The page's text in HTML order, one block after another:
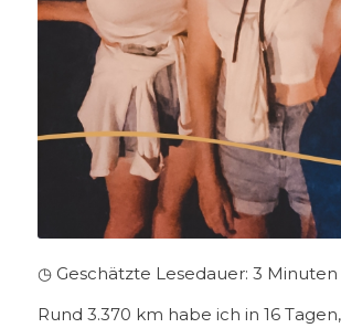
◷ Geschätzte Lesedauer: 3 Minuten
Rund 3.370 km habe ich in 16